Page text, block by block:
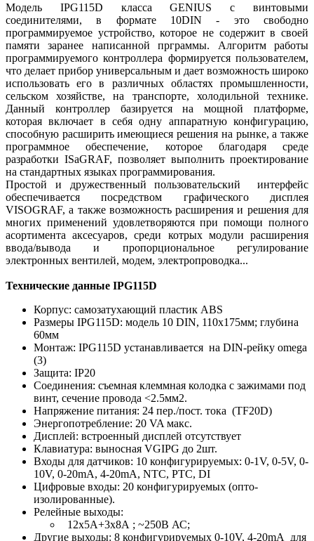
Модель IPG115D класса GENIUS c винтовыми
соединителями, в формате 10DIN - это свободно
программируемое устройство, которое не содержит в своей
памяти заранее написанной прграммы. Алгоритм работы
программируемого контроллера формируется пользователем,
что делает прибор универсальным и дает возможность широко
использовать его в различных областях промышленности,
сельском хозяйстве, на транспорте, холодильной технике.
Данный контроллер базируется на мощной платформе,
которая включает в себя одну аппаратную конфигурацию,
способную расширить имеющиеся решения на рынке, а также
программное обеспечение, которое благодаря среде
разработки ISaGRAF, позволяет выполнить проектирование
на стандартных языках программирования.
Простой и дружественный пользовательский интерфейс
обеспечивается посредством графического дисплея
VISOGRAF, а также возможность расширения и решения для
многих применений удовлетворяются при помощи полного
асортимента аксесуаров, среди котрых модули расширения
ввода/вывода и пропорциональное регулирование
электронных вентилей, модем, электропроводка...
Технические данные IPG115D
Корпус: самозатухающий пластик ABS
Размеры IPG115D: модель 10 DIN, 110х175мм; глубина
60мм
Монтаж: IPG115D устанавливается на DIN-рейку omega
(3)
Защита: IP20
Соединения: съемная клеммная колодка с зажимами под
винт, сечение провода <2.5мм2.
Напряжение питания: 24 пер./пост. тока (TF20D)
Энергопотребление: 20 VA макс.
Дисплей: встроенный дисплей отсутствует
Клавиатура: выносная VGIPG до 2шт.
Входы для датчиков: 10 конфигурируемых: 0-1V, 0-5V, 0-
10V, 0-20mA, 4-20mA, NTC, PTC, DI
Цифровые входы: 20 конфигурируемых (опто-
изолированные).
Релейные выходы:
12х5A+3х8А ; ~250B АС;
Другие выходы: 8 конфигурируемых 0-10V, 4-20mA для